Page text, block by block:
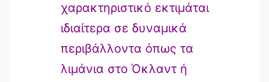
χαρακτηριστικό εκτιμάται
ιδιαίτερα σε δυναμικά
περιβάλλοντα όπως τα
λιμάνια στο Όκλαντ ή